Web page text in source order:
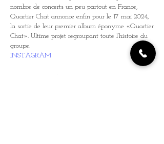
nombre de concerts un peu partout en France,
Quartier Chat annonce enfin pour le 17 mai 2024,
la sortie de leur premier album éponyme «Quartier
Chat». Ultime projet regroupant toute l’histoire du
groupe.
INSTAGRAM